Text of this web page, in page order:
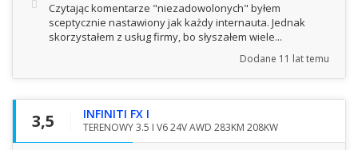
Czytając komentarze "niezadowolonych" byłem
sceptycznie nastawiony jak każdy internauta. Jednak
skorzystałem z usług firmy, bo słyszałem wiele...
Dodane 11 lat temu
3,5 INFINITI FX I
TERENOWY 3.5 I V6 24V AWD 283KM 208KW